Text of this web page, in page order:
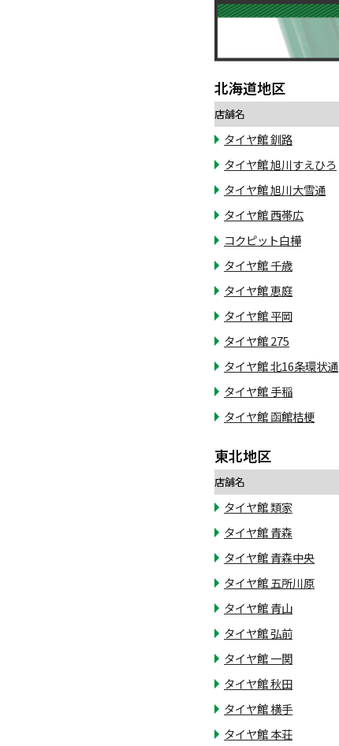
北海道地区
店舗名
タイヤ館 釧路
タイヤ館 旭川すえひろ
タイヤ館 旭川大雪通
タイヤ館 西帯広
コクピット白樺
タイヤ館 千歳
タイヤ館 恵庭
タイヤ館 平岡
タイヤ館 275
タイヤ館 北16条環状通
タイヤ館 手稲
タイヤ館 函館桔梗
東北地区
店舗名
タイヤ館 類家
タイヤ館 青森
タイヤ館 青森中央
タイヤ館 五所川原
タイヤ館 青山
タイヤ館 弘前
タイヤ館 一関
タイヤ館 秋田
タイヤ館 横手
タイヤ館 本荘